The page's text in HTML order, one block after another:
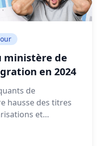
ministère de
en 2024
de
hausse des titres
et